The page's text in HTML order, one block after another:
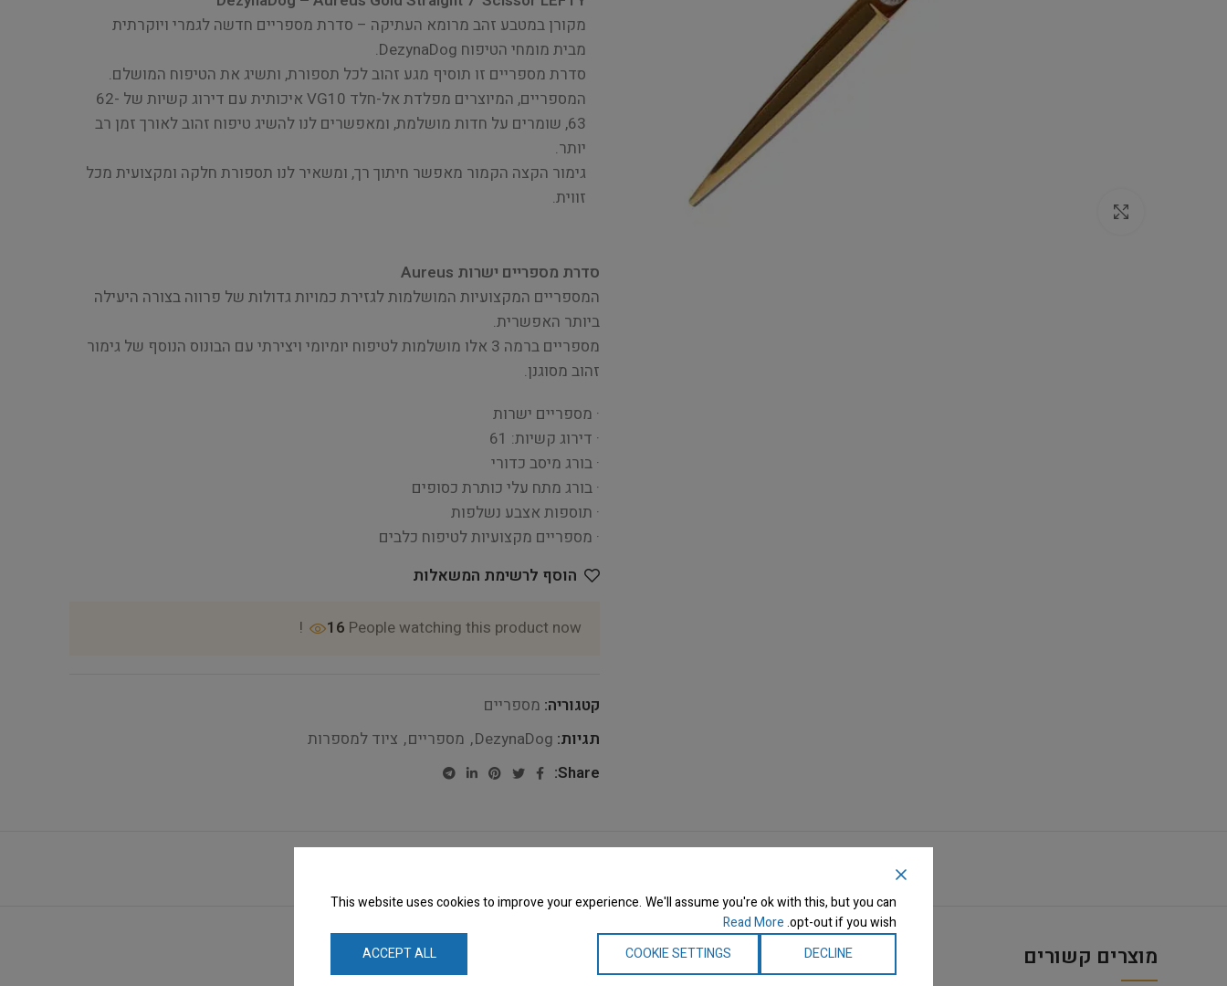
מקורן במטבע זהב מרומא העתיקה – סדרת מספריים חדשה לגמרי ויוקרתית
מבית מומחי הטיפוח DezynaDog.
סדרת מספריים זו תוסיף מגע זהוב לכל תספורת, ותשיג את הטיפוח המושלם.
המספריים, המיוצרים מפלדת אל-חלד VG10 איכותית עם דירוג קשיות של 62-
63, שומרים על חדות מושלמת, ומאפשרים לנו להשיג טיפוח זהוב לאורך זמן רב
יותר.
גימור הקצה הקמור מאפשר חיתוך רך, ומשאיר לנו תספורת חלקה ומקצועית מכל
זווית.
סדרת מספריים ישרות Aureus
המספריים המקצועיות המושלמות לגזירת כמויות גדולות של פרווה בצורה היעילה
ביותר האפשרית.
מספריים ברמה 3 אלו מושלמות לטיפוח יומיומי ויצירתי עם הבונוס הנוסף של גימור
זהוב מסוגנן.
· מספריים ישרות
· דירוג קשיות: 61
· בורג מיסב כדורי
· בורג מתח עלי כותרת כסופים
· תוספות אצבע נשלפות
· מספריים מקצועיות לטיפוח כלבים
הוסף לרשימת המשאלות
16 People watching this product now!
קטגוריה: מספריים
תגיות: DezynaDog
, מספריים, ציוד למספרות
Share:
מוצרים קשורים
This website uses cookies to improve your experience. We'll assume you're ok with this, but you can
opt-out if you wish.
Read More
DECLINE
COOKIE SETTINGS
ACCEPT ALL